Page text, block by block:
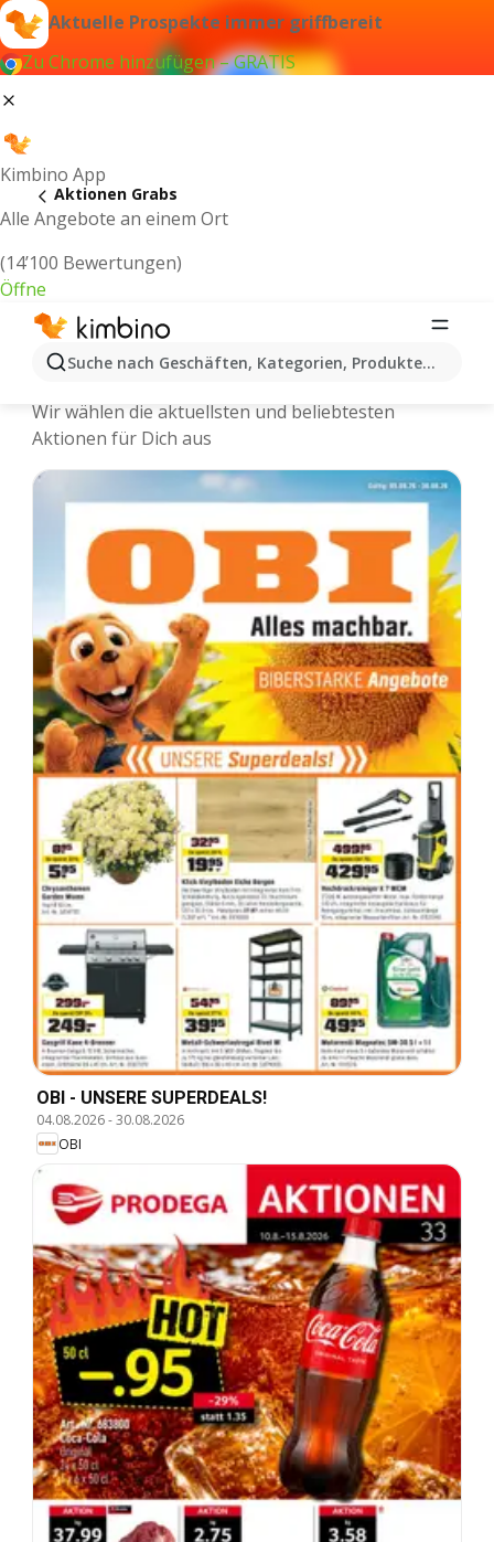
Aktuelle Prospekte immer griffbereit
Zu Chrome hinzufügen – GRATIS
Kimbino App
Alle Angebote an einem Ort
(14’100 Bewertungen)
Öffne
Suche nach Geschäften, Kategorien, Produkten...
Aktionen Grabs
Kimbino.ch | Grabs Aktionen,
Wir wählen die aktuellsten und beliebtesten
Aktionen für Dich aus
OBI - UNSERE SUPERDEALS!
04.08.2026-30.08.2026
OBI